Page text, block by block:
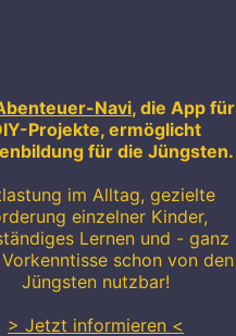
Navi, die App für
Projekte, ermöglicht
für die Jüngsten.
im Alltag, gezielte
einzelner Kinder,
Lernen und - ganz
schon von den
Jüngsten nutzbar!
> Jetzt informieren <